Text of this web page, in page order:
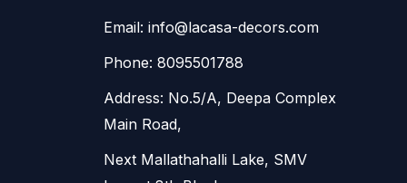
Email: info@lacasa-decors.com
Phone: 8095501788
Address: No.5/A, Deepa Complex
Main Road,
Next Mallathahalli Lake, SMV